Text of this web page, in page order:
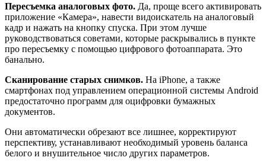
Пересъемка аналоговых фото. Да, проще всего активировать
приложение «Камера», навести видоискатель на аналоговый
кадр и нажать на кнопку спуска. При этом лучше
руководствоваться советами, которые раскрывались в пункте
про пересъемку с помощью цифрового фотоаппарата. Это
банально.
Сканирование старых снимков. На iPhone, а также
смартфонах под управлением операционной системы Android
предостаточно программ для оцифровки бумажных
документов.
Они автоматически обрезают все лишнее, корректируют
перспективу, устанавливают необходимый уровень баланса
белого и внушительное число других параметров.